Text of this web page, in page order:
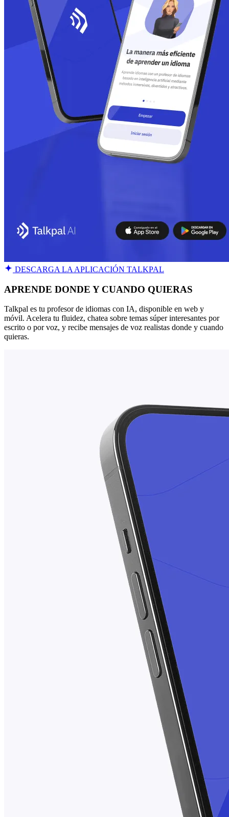
DESCARGA LA APLICACIÓN TALKPAL
APRENDE DONDE Y CUANDO QUIERAS
Talkpal es tu profesor de idiomas con IA, disponible en web y
móvil. Acelera tu fluidez, chatea sobre temas súper interesantes por
escrito o por voz, y recibe mensajes de voz realistas donde y cuando
quieras.